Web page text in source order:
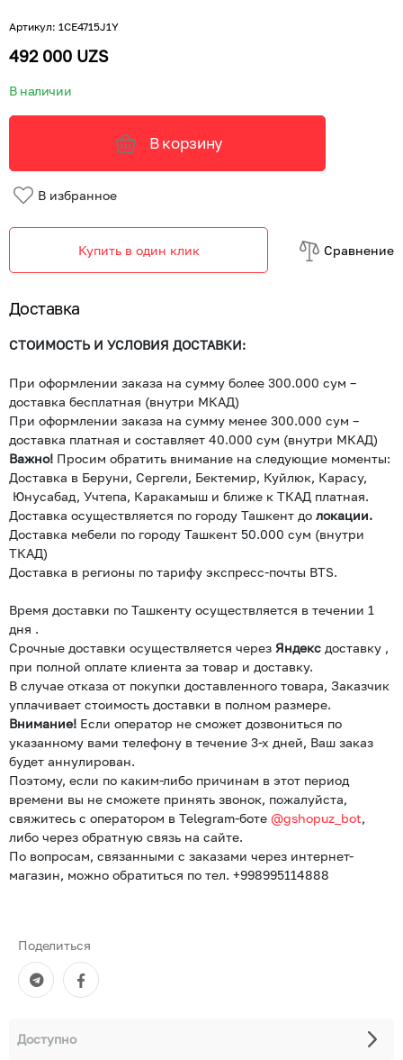
Артикул: 1CE4715J1Y
492 000 UZS
В наличии
В корзину
В избранное
Купить в один клик Cравнение
Доставка
СТОИМОСТЬ И УСЛОВИЯ ДОСТАВКИ:
При оформлении заказа на сумму более 300.000 сум –
доставка бесплатная (внутри МКАД)
При оформлении заказа на сумму менее 300.000 сум –
доставка платная и составляет 40.000 сум (внутри МКАД)
Важно! Просим обратить внимание на следующие моменты:
Доставка в Беруни, Сергели, Бектемир, Куйлюк, Карасу,
Юнусабад, Учтепа, Каракамыш и ближе к ТКАД платная.
Доставка осуществляется по городу Ташкент до локации.
Доставка мебели по городу Ташкент 50.000 сум (внутри
ТКАД)
Доставка в регионы по тарифу экспресс-почты BTS.
Время доставки по Ташкенту осуществляется в течении 1
дня .
Срочные доставки осуществляется через Яндекс доставку ,
при полной оплате клиента за товар и доставку.
В случае отказа от покупки доставленного товара, Заказчик
уплачивает стоимость доставки в полном размере.
Внимание! Если оператор не сможет дозвониться по
указанному вами телефону в течение 3-х дней, Ваш заказ
будет аннулирован.
Поэтому, если по каким-либо причинам в этот период
времени вы не сможете принять звонок, пожалуйста,
свяжитесь с оператором в Telegram-боте @gshopuz_bot,
либо через обратную связь на сайте.
По вопросам, связанными с заказами через интернет-
магазин, можно обратиться по тел. +998995114888
Поделиться
Доступно